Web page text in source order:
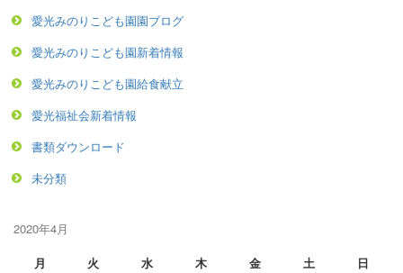
愛光みのりこども園園ブログ
愛光みのりこども園新着情報
愛光みのりこども園給食献立
愛光福祉会新着情報
書類ダウンロード
未分類
2020年4月
月
火 水 木 金 土 日